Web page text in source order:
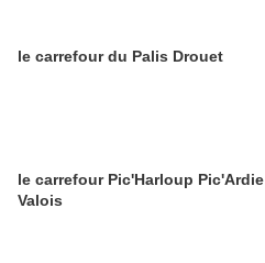
le carrefour du Palis Drouet
le carrefour Pic'Harloup Pic'Ardie
Valois